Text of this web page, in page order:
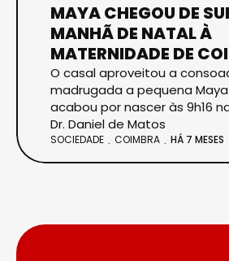
MAYA CHEGOU DE
MANHÃ DE NATAL À
MATERNIDADE DE
O casal aproveitou a
madrugada a pequena
acabou por nascer às 9h16
Dr. Daniel de Matos
SOCIEDADE COIMBRA HÁ 7 MESES